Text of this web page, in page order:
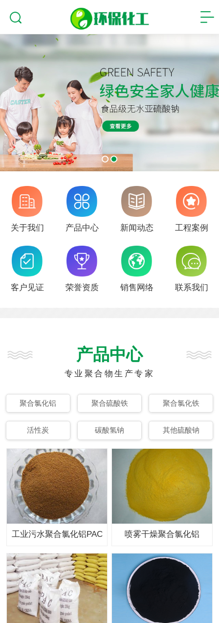
关于我们 产品中心 新闻动态 工程案例
客户见证 荣誉资质 销售网络 联系我们
产品中心
专业聚合物生产专家
聚合氯化铝 聚合硫酸铁 聚合氯化铁
活性炭 碳酸氢钠 其他硫酸钠
工业污水聚合氯化铝PAC 喷雾干燥聚合氯化铝